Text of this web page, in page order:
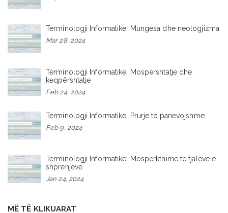
Terminologji Informatike: Mungesa dhe neologjizma
Mar 28, 2024
Terminologji Informatike: Mospërshtatje dhe
keqpërshtatje
Feb 24, 2024
Terminologji Informatike: Prurje të panevojshme
Feb 9, 2024
Terminologji Informatike: Mospërkthime të fjalëve e
shprehjeve
Jan 24, 2024
MË TË KLIKUARAT